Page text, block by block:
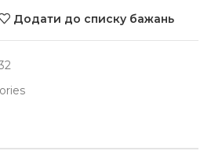
Додати до списку бажань